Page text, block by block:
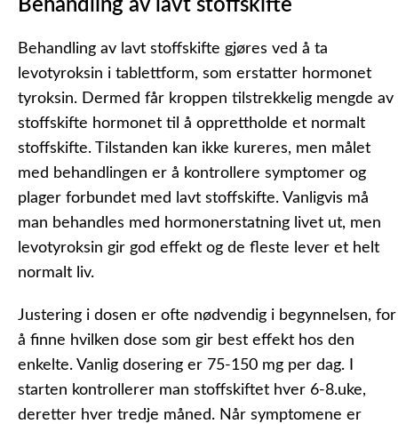
Behandling av lavt stoffskifte
Behandling av lavt stoffskifte gjøres ved å ta
levotyroksin i tablettform, som erstatter hormonet
tyroksin. Dermed får kroppen tilstrekkelig mengde av
stoffskifte hormonet til å opprettholde et normalt
stoffskifte. Tilstanden kan ikke kureres, men målet
med behandlingen er å kontrollere symptomer og
plager forbundet med lavt stoffskifte. Vanligvis må
man behandles med hormonerstatning livet ut, men
levotyroksin gir god effekt og de fleste lever et helt
normalt liv.
Justering i dosen er ofte nødvendig i begynnelsen, for
å finne hvilken dose som gir best effekt hos den
enkelte. Vanlig dosering er 75-150 mg per dag. I
starten kontrollerer man stoffskiftet hver 6-8.uke,
deretter hver tredje måned. Når symptomene er